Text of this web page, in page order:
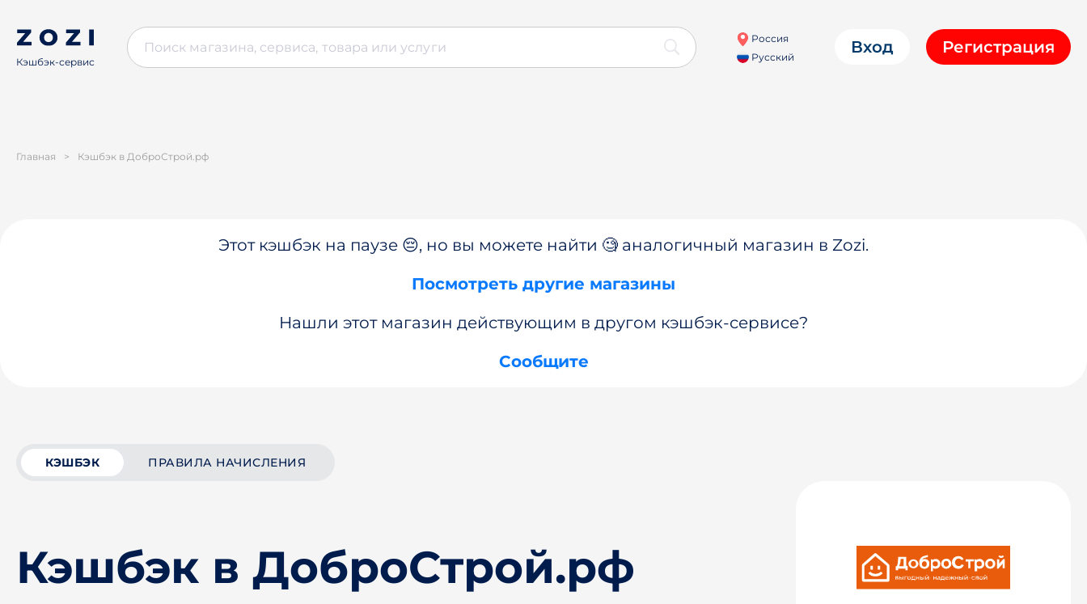
Кэшбэк-сервис
Россия
Русский
Вход Регистрация
Главная > Кэшбэк в ДоброСтрой.рф
Этот кэшбэк на паузе 😔, но вы можете найти 🧐 аналогичный магазин в Zozi.
Посмотреть другие магазины
Нашли этот магазин действующим в другом кэшбэк-сервисе?
Сообщите
КЭШБЭК ПРАВИЛА НАЧИСЛЕНИЯ
Кэшбэк в ДоброСтрой.рф